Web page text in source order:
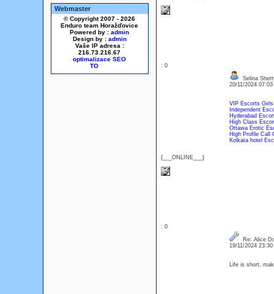
Webmaster
© Copyright 2007 - 2026
Enduro team Horažďovice
Powered by : admin
Design by : admin
Vaše IP adresa :
216.73.216.67
optimalizace SEO
: 0
{___ONLINE___}
Selina
20/11/2024
VIP Escorts
Independent
Hyderabad
High Class
Ottawa Erotic
High Profile Call
Kolkata hotel
: 0
Re: Alice
19/11/2024
Life is short,